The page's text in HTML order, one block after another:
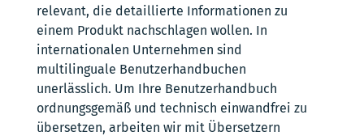
relevant, die detaillierte Informationen zu
einem Produkt nachschlagen wollen. In
internationalen Unternehmen sind
multilinguale Benutzerhandbuchen
unerlässlich. Um Ihre Benutzerhandbuch
ordnungsgemäß und technisch einwandfrei zu
übersetzen, arbeiten wir mit Übersetzern